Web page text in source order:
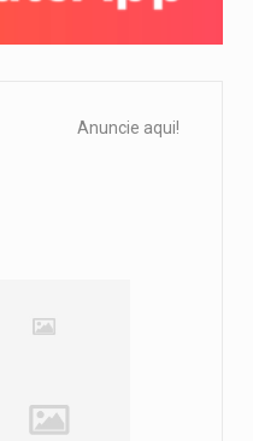
Anuncie aqui!